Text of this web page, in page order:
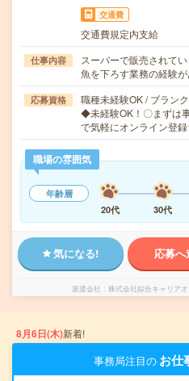
交通費
交通費規定内支給
仕事内容
スーパーで販売されて
魚を下ろす業務の経験
応募資格
職種未経験OK / ブラン
◆未経験OK！〇まずは
で気軽にオンライン登
職場の雰囲気
年齢層
20代
30代
気になる! 応募へ
派遣会社 株式会社綜合キャリア
8月6日(木)新着!
事務局注目の お仕